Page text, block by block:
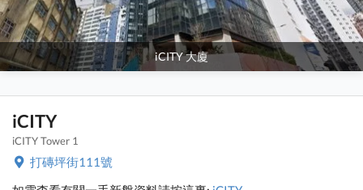
iCITY 大廈
iCITY
iCITY Tower 1
打磚坪街111號